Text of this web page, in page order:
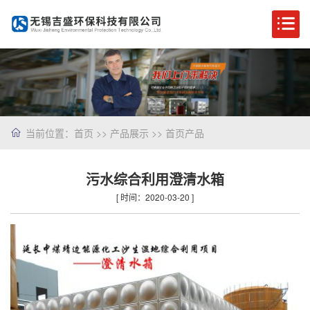
当前位置： 首页 >> 产品展示 >> 首页产品
污水综合利用澄清水箱
[ 时间：2020-03-20 ]